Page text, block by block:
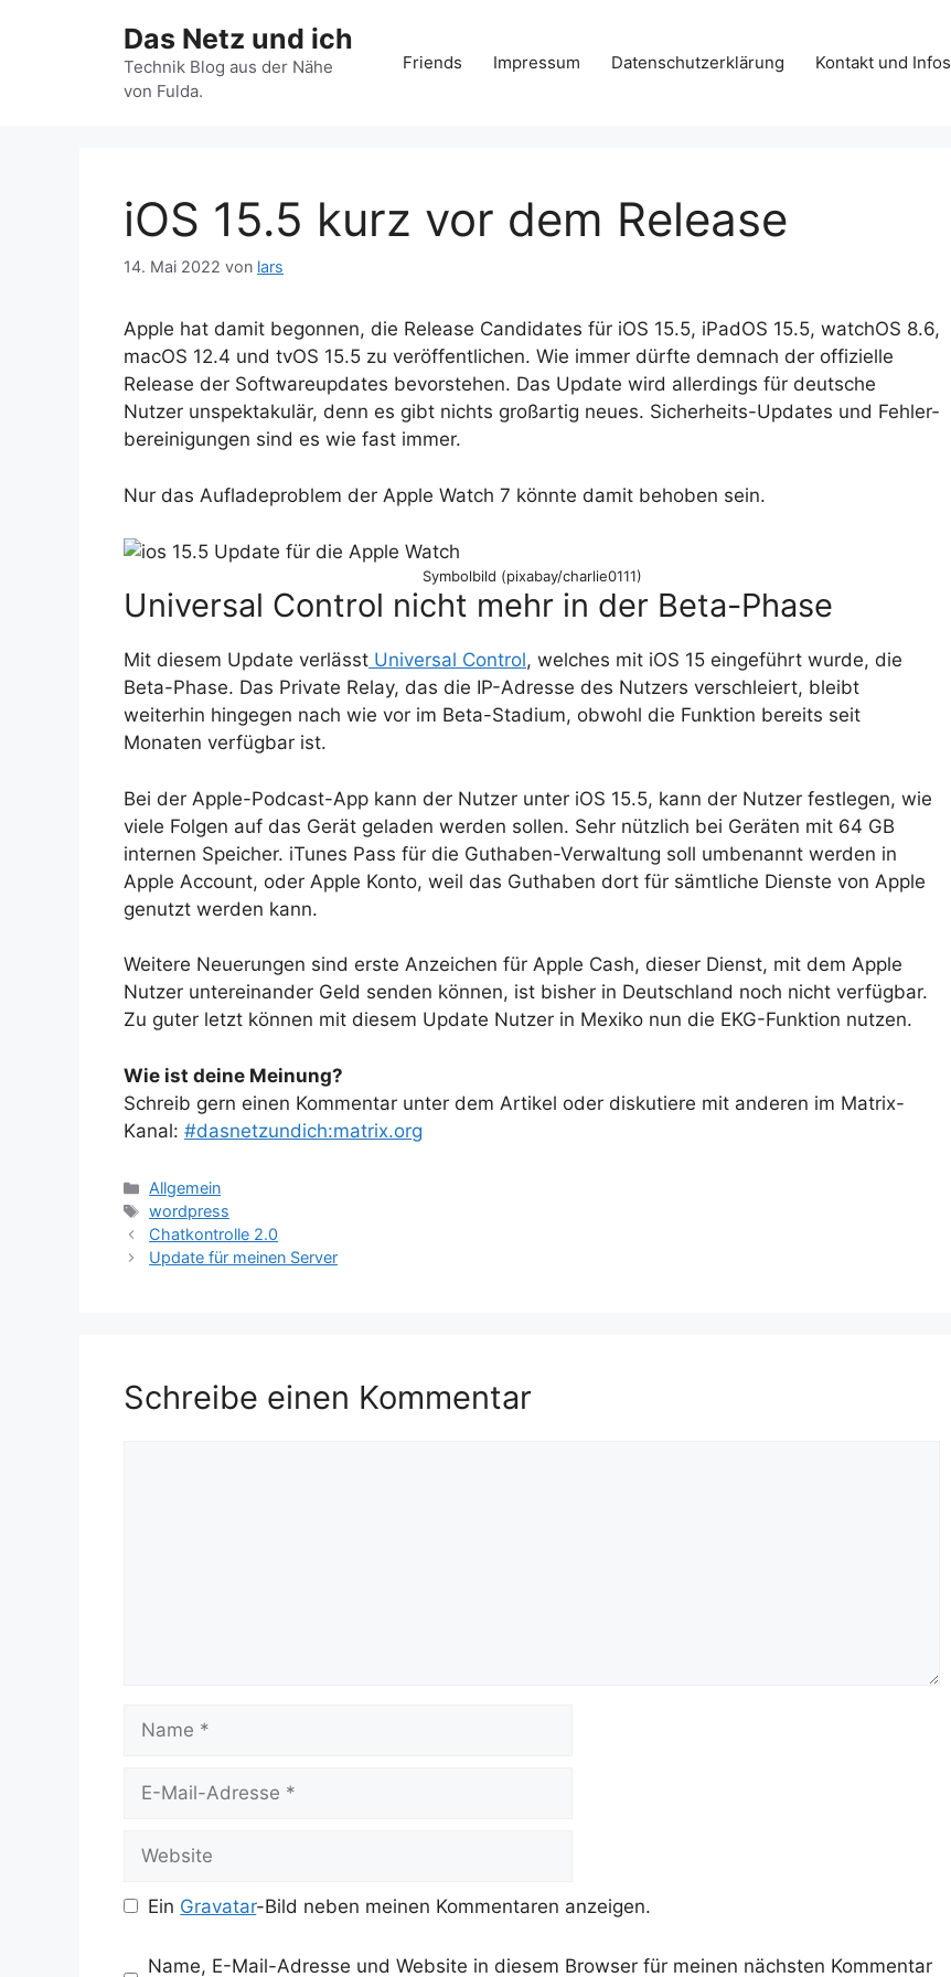
Das Netz und ich
Technik Blog aus der Nähe
von Fulda.
Friends Impressum Datenschutzerklärung Kontakt und Infos
iOS 15.5 kurz vor dem Release
14. Mai 2022 von lars
Apple hat damit begonnen, die Release Candidates für iOS 15.5, iPadOS 15.5, watchOS 8.6,
macOS 12.4 und tvOS 15.5 zu veröffentlichen. Wie immer dürfte demnach der offizielle
Release der Softwareupdates bevorstehen. Das Update wird allerdings für deutsche
Nutzer unspektakulär, denn es gibt nichts großartig neues. Sicher­heits-Updates und Fehler­
berei­nigungen sind es wie fast immer.
Nur das Aufladeproblem der Apple Watch 7 könnte damit behoben sein.
Symbolbild (pixabay/charlie0111)
Universal Control nicht mehr in der Beta-Phase
Mit diesem Update verlässt Universal Control, welches mit iOS 15 eingeführt wurde, die
Beta-Phase. Das Private Relay, das die IP-Adresse des Nutzers verschleiert, bleibt
weiterhin hingegen nach wie vor im Beta-Stadium, obwohl die Funk­tion bereits seit
Monaten verfügbar ist.
Bei der Apple-Podcast-App kann der Nutzer unter iOS 15.5, kann der Nutzer festlegen, wie
viele Folgen auf das Gerät geladen werden sollen. Sehr nützlich bei Geräten mit 64 GB
internen Speicher. iTunes Pass für die Guthaben-Verwaltung soll umbenannt werden in
Apple Account, oder Apple Konto, weil das Guthaben dort für sämtliche Dienste von Apple
genutzt werden kann.
Weitere Neuerungen sind erste Anzeichen für Apple Cash, dieser Dienst, mit dem Apple
Nutzer untereinander Geld senden können, ist bisher in Deutschland noch nicht verfügbar.
Zu guter letzt können mit diesem Update Nutzer in Mexiko nun die EKG-Funktion nutzen.
Wie ist deine Meinung?
Schreib gern einen Kommentar unter dem Artikel oder diskutiere mit anderen im Matrix-
Kanal: #dasnetzundich:matrix.org
Kategorien
Allgemein
Schlagwörter
wordpress
Chatkontrolle 2.0
Update für meinen Server
Schreibe einen Kommentar
Name
Website
Ein Gravatar-Bild neben meinen Kommentaren anzeigen.
Name, E-Mail-Adresse und Website in diesem Browser für meinen nächsten Kommentar